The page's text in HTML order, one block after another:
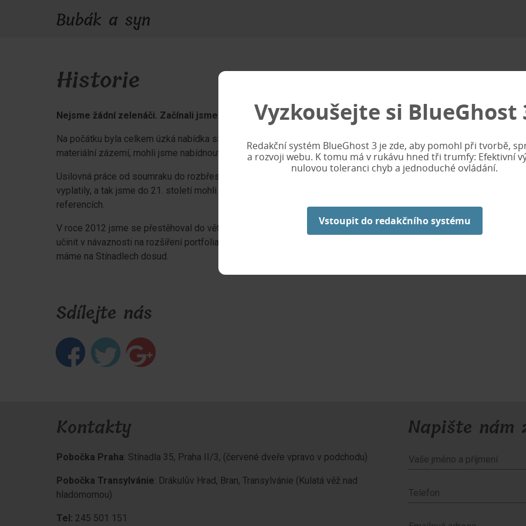
Vyzkoušejte si BlueGhost
Redakční systém BlueGhost 3 je zde, aby pomohl při tvorbě,
a rozvoji webu. K tomu má v rukávu hned tři trumfy: Efektivní
nulovou toleranci chyb a jednoduché ovládání.
Vstoupit do redakčního systému
Historie
Nejsme žádní zelenáči. Začínali jsme skromně v roce 1990.
Na počátku byla celkem úzká nabídka služeb v oblasti strašení. S tím, jak přibývaly zkušenosti a
materiální zázemí, mohli jsme nabídnout i děsivé redekorace interiérů a exteriérů.
Usilovná práce od soumraku do rozbřesku a sázka na poctivé řemeslné zpracování zakázek se
vyplatily, a tak jsme do 21. století mohli vstoupit jako středně malá firma s jedinečnými projekty v
referencích.
V roce 2012 jsme se přestěhoval do větších prostor na pražských Stínadlech – což jsme museli
učinit v návaznosti na rozšíření portfolia služeb o kurzy strašení. Kanceláře a školící místnosti
máme na Stínadlech dosud.
Sdílejte nás
Napište nám
Kontakty
Pobočka Praha: Stínadla 35, Praha II/3, (červené dveře vpravo v podchodu)
Pobočka Transylvánie: Drákulův Hrad, Bran, Transylvánie (Kulatá věž nad
hladomornou)
Tel: 245 501 151